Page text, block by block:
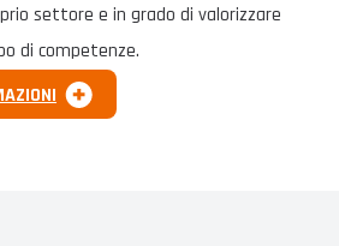
settore e in grado di valorizzare
di competenze.